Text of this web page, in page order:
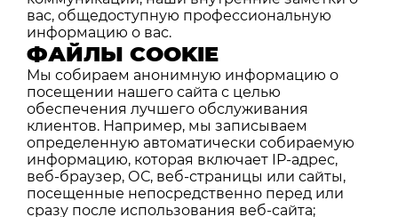
вас, общедоступную профессиональную
информацию о вас.
ФАЙЛЫ COOKIE
Мы собираем анонимную информацию о
посещении нашего сайта с целью
обеспечения лучшего обслуживания
клиентов. Например, мы записываем
определенную автоматически собираемую
информацию, которая включает IP-адрес,
веб-браузер, ОС, веб-страницы или сайты,
посещенные непосредственно перед или
сразу после использования веб-сайта;